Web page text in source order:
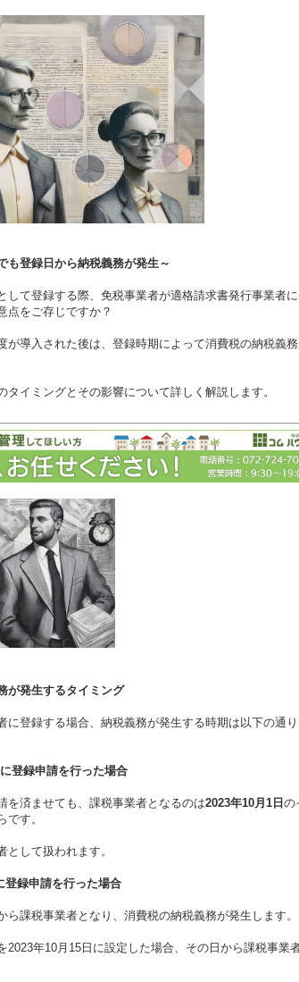
も登録日から納税義務が発生～
して登録する際、免税事業者が適格請求書発行事業者
点をご存じですか？
が導入された後は、登録時期によって消費税の納税義
タイミングとその影響について詳しく解説します。
が発生するタイミング
に登録する場合、納税義務が発生する時期は以下の通
登録申請を行った場合
を済ませても、課税事業者となるのは2023年10月1日 の
です。
として扱われます。
登録申請を行った場合
ら課税事業者となり、消費税の納税義務が発生します。
2023年10月15日に設定した場合、その日から課税事業